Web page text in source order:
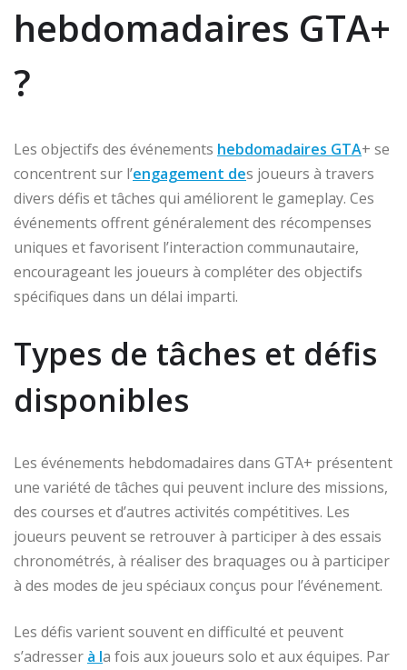
hebdomadaires GTA+
?
Les objectifs des événements hebdomadaires GTA+ se
concentrent sur l’engagement des joueurs à travers
divers défis et tâches qui améliorent le gameplay. Ces
événements offrent généralement des récompenses
uniques et favorisent l’interaction communautaire,
encourageant les joueurs à compléter des objectifs
spécifiques dans un délai imparti.
Types de tâches et défis
disponibles
Les événements hebdomadaires dans GTA+ présentent
une variété de tâches qui peuvent inclure des missions,
des courses et d’autres activités compétitives. Les
joueurs peuvent se retrouver à participer à des essais
chronométrés, à réaliser des braquages ou à participer
à des modes de jeu spéciaux conçus pour l’événement.
Les défis varient souvent en difficulté et peuvent
s’adresser à la fois aux joueurs solo et aux équipes. Par